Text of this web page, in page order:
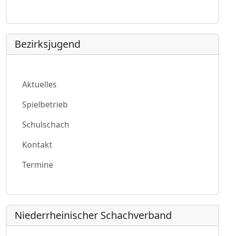
Bezirksjugend
Aktuelles
Spielbetrieb
Schulschach
Kontakt
Termine
Niederrheinischer Schachverband